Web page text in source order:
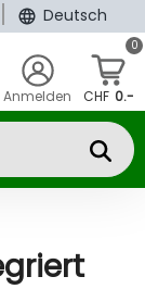
Deutsch
Anmelden
0
CHF 0.-